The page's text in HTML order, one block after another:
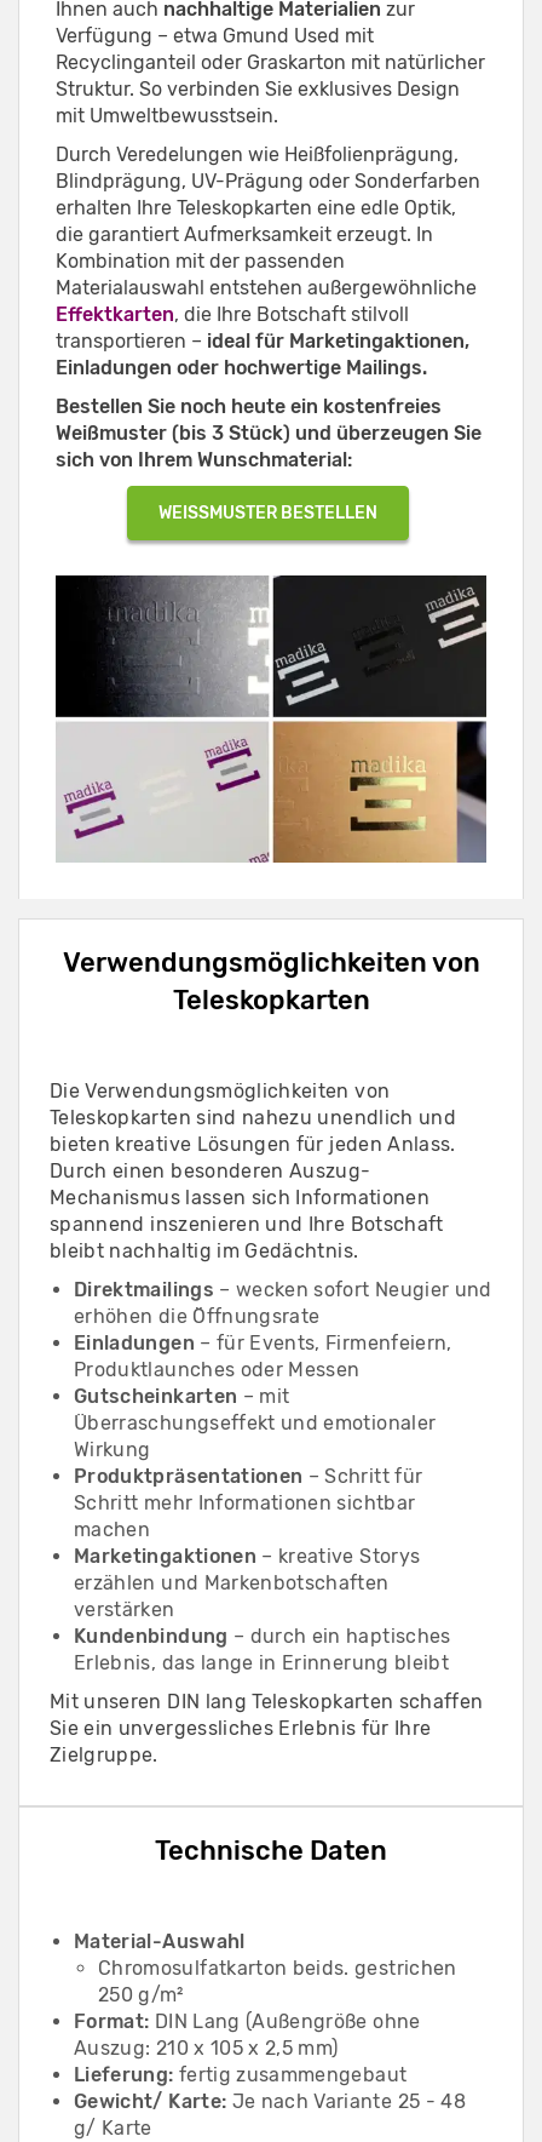
Ihnen auch nachhaltige Materialien zur
Verfügung – etwa Gmund Used mit
Recyclinganteil oder Graskarton mit natürlicher
Struktur. So verbinden Sie exklusives Design
mit Umweltbewusstsein.
Durch Veredelungen wie Heißfolienprägung,
Blindprägung, UV-Prägung oder Sonderfarben
erhalten Ihre Teleskopkarten eine edle Optik,
die garantiert Aufmerksamkeit erzeugt. In
Kombination mit der passenden
Materialauswahl entstehen außergewöhnliche
Effektkarten, die Ihre Botschaft stilvoll
transportieren – ideal für Marketingaktionen,
Einladungen oder hochwertige Mailings.
Bestellen Sie noch heute ein kostenfreies
Weißmuster (bis 3 Stück) und überzeugen Sie
sich von Ihrem Wunschmaterial:
WEISSMUSTER BESTELLEN
Verwendungsmöglichkeiten von
Teleskopkarten
Die Verwendungsmöglichkeiten von
Teleskopkarten sind nahezu unendlich und
bieten kreative Lösungen für jeden Anlass.
Durch einen besonderen Auszug-
Mechanismus lassen sich Informationen
spannend inszenieren und Ihre Botschaft
bleibt nachhaltig im Gedächtnis.
Direktmailings – wecken sofort Neugier und
erhöhen die Öffnungsrate
Einladungen – für Events, Firmenfeiern,
Produktlaunches oder Messen
Gutscheinkarten – mit
Überraschungseffekt und emotionaler
Wirkung
Produktpräsentationen – Schritt für
Schritt mehr Informationen sichtbar
machen
Marketingaktionen – kreative Storys
erzählen und Markenbotschaften
verstärken
Kundenbindung – durch ein haptisches
Erlebnis, das lange in Erinnerung bleibt
Mit unseren DIN lang Teleskopkarten schaffen
Sie ein unvergessliches Erlebnis für Ihre
Zielgruppe.
Technische Daten
Material-Auswahl
Chromosulfatkarton beids. gestrichen
250 g/m²
Format: DIN Lang (Außengröße ohne
Auszug: 210 x 105 x 2,5 mm)
Lieferung: fertig zusammengebaut
Gewicht/ Karte: Je nach Variante 25 - 48
g/ Karte